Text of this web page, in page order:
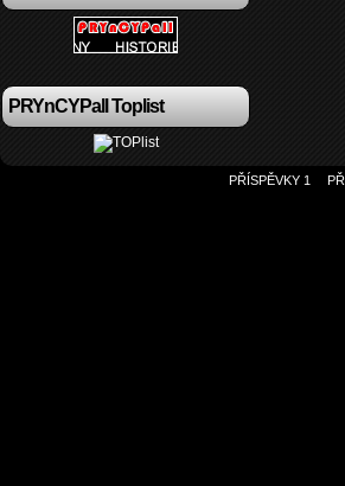
PRYnCYPall Toplist
PŘÍSPĚVKY 1